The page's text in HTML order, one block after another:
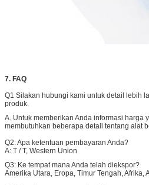
7. FAQ
Q1 Silakan hubungi kami untuk detail lebih
produk.
A. Untuk memberikan Anda informasi harga
membutuhkan beberapa detail tentang alat
Q2: Apa ketentuan pembayaran Anda?
A: T / T, Western Union
Q3: Ke tempat mana Anda telah diekspor?
Amerika Utara, Eropa, Timur Tengah, Afrika,